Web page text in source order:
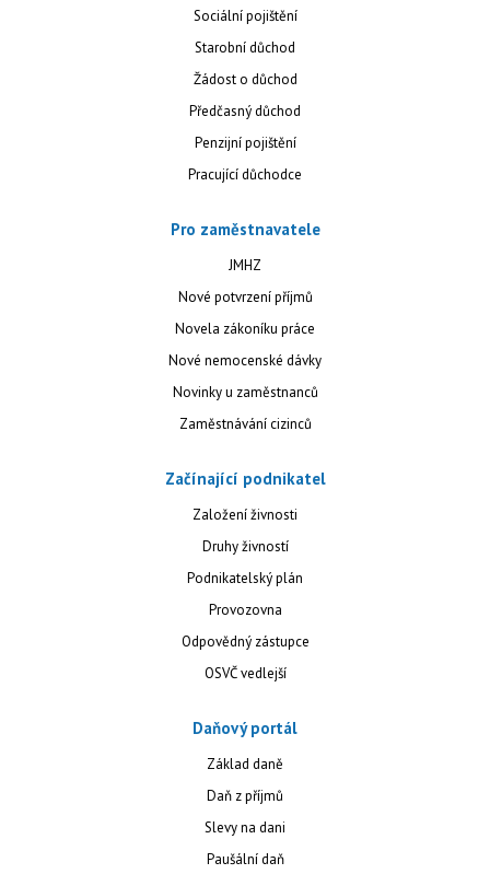
Sociální pojištění
Starobní důchod
Žádost o důchod
Předčasný důchod
Penzijní pojištění
Pracující důchodce
Pro zaměstnavatele
JMHZ
Nové potvrzení příjmů
Novela zákoníku práce
Nové nemocenské dávky
Novinky u zaměstnanců
Zaměstnávání cizinců
Začínající podnikatel
Založení živnosti
Druhy živností
Podnikatelský plán
Provozovna
Odpovědný zástupce
OSVČ vedlejší
Daňový portál
Základ daně
Daň z příjmů
Slevy na dani
Paušální daň